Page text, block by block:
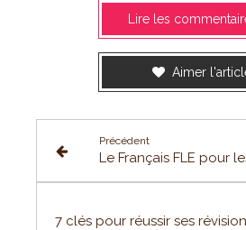
Lire les
Aimer
Précédent